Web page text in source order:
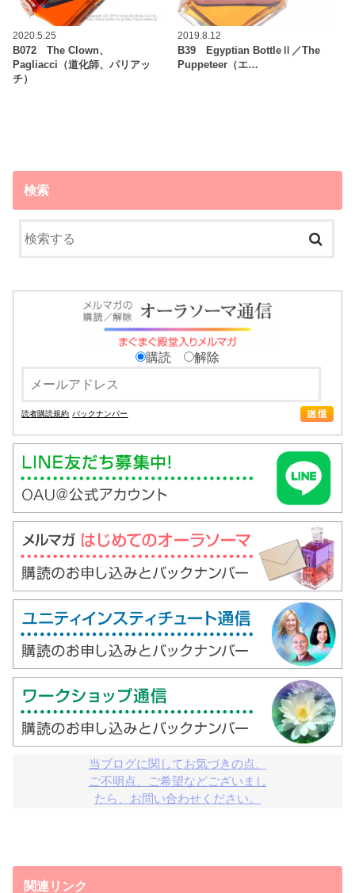
2020.5.25
B072 The Clown、
Pagliacci（道化師、パリアッ
チ）
2019.8.12
B39 Egyptian BottleⅡ／The
Puppeteer（エ…
検索
購読 解除
読者購読規約 バックナンバー
当ブログに関してお気づきの点、
ご不明点、ご希望などございまし
たら、お問い合わせください。
関連リンク